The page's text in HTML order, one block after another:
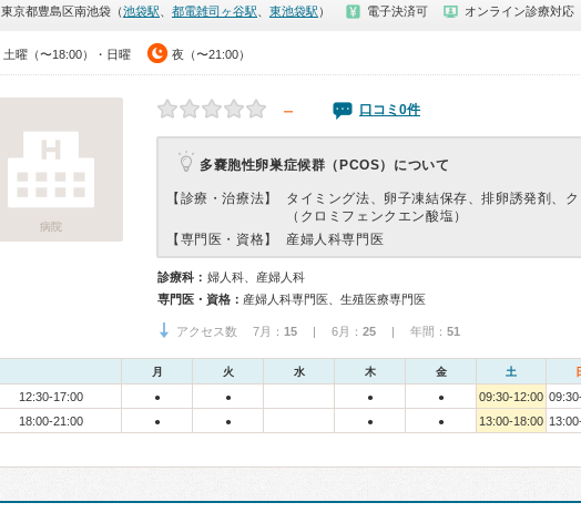
東京都豊島区南池袋（池袋駅 都電雑司ヶ谷駅 東池袋駅 ） 電子決済可 オンライン診療対応
土曜（〜18:00）・日曜 夜（〜21:00）
病院
－ 口コミ0件
多嚢胞性卵巣症候群（PCOS）について
【診療・治療法】
タイミング法、卵子凍結保存、排卵誘発剤、
（クロミフェンクエン酸塩）
【専門医・資格】
産婦人科専門医
診療科： 婦人科、産婦人科
専門医・資格： 産婦人科専門医、生殖医療専門医
アクセス数 7月： 15 | 6月： 25 | 年間： 51
月 火 水 木 金 土
12:30-17:00 ● ● ● ● 09:30-12:00
18:00-21:00
● ● ● ● 13:00-18:00